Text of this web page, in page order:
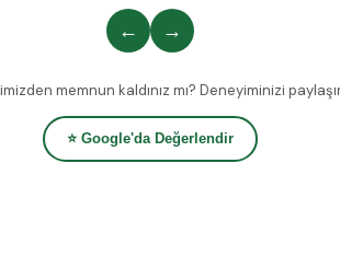
← →
memnun kaldınız mı? Deneyiminizi
⭐ Google'da Değerlendir